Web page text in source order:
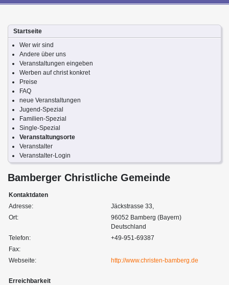
Startseite
Wer wir sind
Andere über uns
Veranstaltungen eingeben
Werben auf christ konkret
Preise
FAQ
neue Veranstaltungen
Jugend-Spezial
Familien-Spezial
Single-Spezial
Veranstaltungsorte
Veranstalter
Veranstalter-Login
Bamberger Christliche Gemeinde
Kontaktdaten
Adresse:
Jäckstrasse 33,
Ort:
96052 Bamberg (Bayern)
Deutschland
Telefon:
+49-951-69387
Fax:
Webseite:
http://www.christen-bamberg.de
Erreichbarkeit